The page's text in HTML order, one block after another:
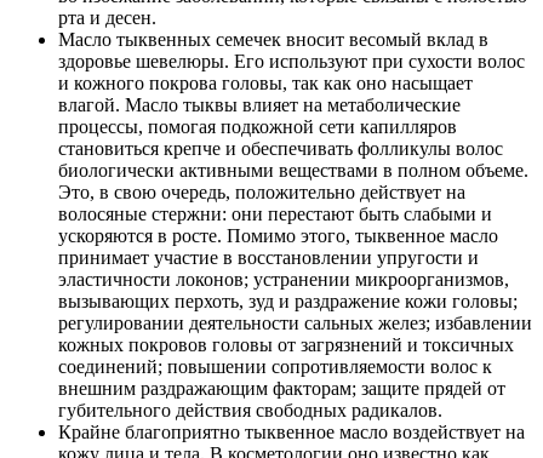
рта и десен.
Масло тыквенных семечек вносит весомый вклад в
здоровье шевелюры. Его используют при сухости волос
и кожного покрова головы, так как оно насыщает
влагой. Масло тыквы влияет на метаболические
процессы, помогая подкожной сети капилляров
становиться крепче и обеспечивать фолликулы волос
биологически активными веществами в полном объеме.
Это, в свою очередь, положительно действует на
волосяные стержни: они перестают быть слабыми и
ускоряются в росте. Помимо этого, тыквенное масло
принимает участие в восстановлении упругости и
эластичности локонов; устранении микроорганизмов,
вызывающих перхоть, зуд и раздражение кожи головы;
регулировании деятельности сальных желез; избавлении
кожных покровов головы от загрязнений и токсичных
соединений; повышении сопротивляемости волос к
внешним раздражающим факторам; защите прядей от
губительного действия свободных радикалов.
Крайне благоприятно тыквенное масло воздействует на
кожу лица и тела. В косметологии оно известно как